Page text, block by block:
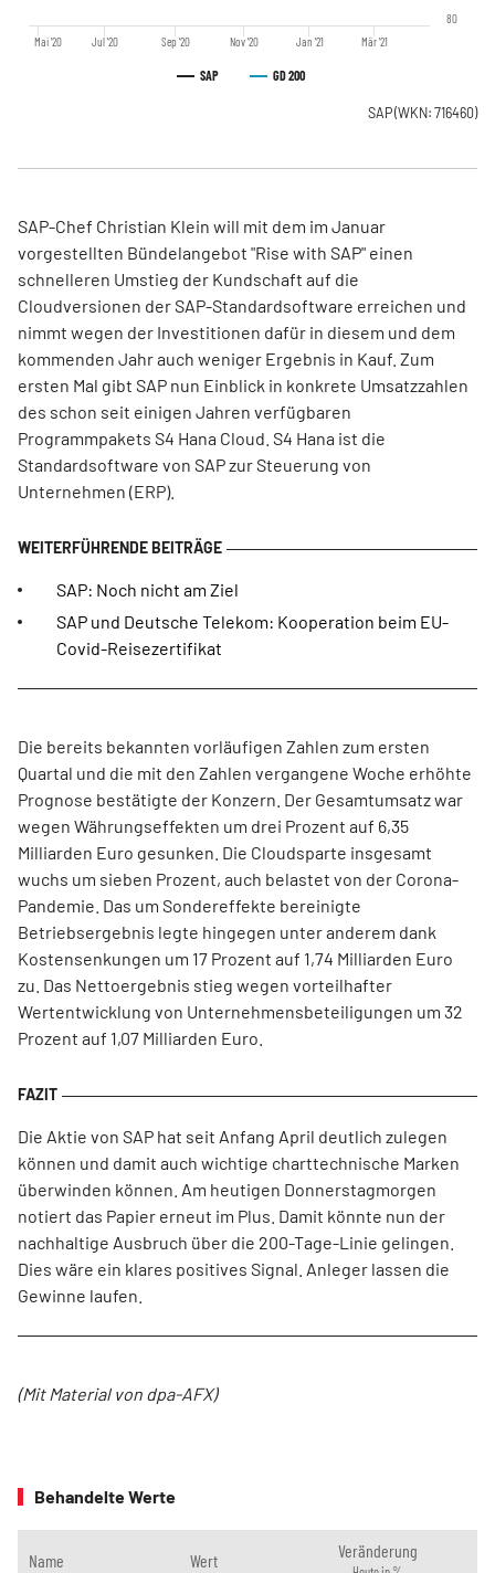
SAP GD 200
Mai '20 Jul '20 Sep '20 Nov '20 Jan '21 Mär '21
80
SAP(WKN: 716460)
SAP-Chef Christian Klein will mit dem im Januar
vorgestellten Bündelangebot "Rise with SAP" einen
schnelleren Umstieg der Kundschaft auf die
Cloudversionen der SAP-Standardsoftware erreichen und
nimmt wegen der Investitionen dafür in diesem und dem
kommenden Jahr auch weniger Ergebnis in Kauf. Zum
ersten Mal gibt SAP nun Einblick in konkrete Umsatzzahlen
des schon seit einigen Jahren verfügbaren
Programmpakets S4 Hana Cloud. S4 Hana ist die
Standardsoftware von SAP zur Steuerung von
Unternehmen (ERP).
SAP: Noch nicht am Ziel
SAP und Deutsche Telekom: Kooperation beim EU-
Covid-Reisezertifikat
Die bereits bekannten vorläufigen Zahlen zum ersten
Quartal und die mit den Zahlen vergangene Woche erhöhte
Prognose bestätigte der Konzern. Der Gesamtumsatz war
wegen Währungseffekten um drei Prozent auf 6,35
Milliarden Euro gesunken. Die Cloudsparte insgesamt
wuchs um sieben Prozent, auch belastet von der Corona-
Pandemie. Das um Sondereffekte bereinigte
Betriebsergebnis legte hingegen unter anderem dank
Kostensenkungen um 17 Prozent auf 1,74 Milliarden Euro
zu. Das Nettoergebnis stieg wegen vorteilhafter
Wertentwicklung von Unternehmensbeteiligungen um 32
Prozent auf 1,07 Milliarden Euro.
Die Aktie von SAP hat seit Anfang April deutlich zulegen
können und damit auch wichtige charttechnische Marken
überwinden können. Am heutigen Donnerstagmorgen
notiert das Papier erneut im Plus. Damit könnte nun der
nachhaltige Ausbruch über die 200-Tage-Linie gelingen.
Dies wäre ein klares positives Signal. Anleger lassen die
Gewinne laufen.
(Mit Material von dpa-AFX)
Behandelte Werte
Name Wert Veränderung